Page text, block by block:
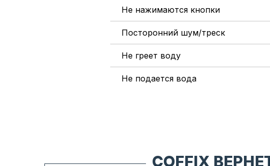
Не нажимаются кнопки
Посторонний шум/треск
Не греет воду
Не подается вода
COFFIX